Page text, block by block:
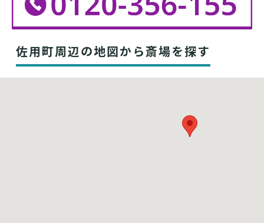
佐用町周辺の地図から斎場を探す